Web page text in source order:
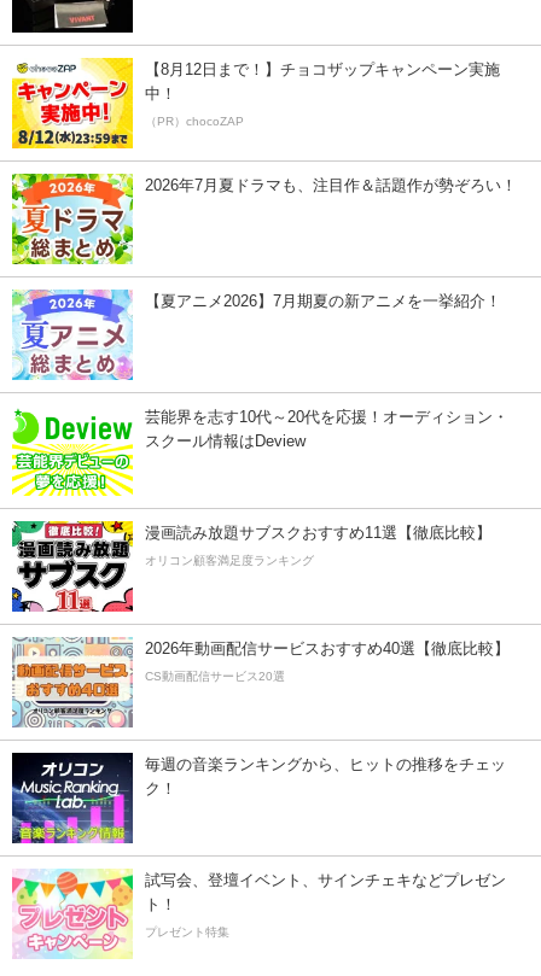
【8月12日まで！】チョコザップキャンペーン実施
中！
（PR）chocoZAP
2026年7月夏ドラマも、注目作＆話題作が勢ぞろい！
【夏アニメ2026】7月期夏の新アニメを一挙紹介！
芸能界を志す10代～20代を応援！オーディション・
スクール情報はDeview
漫画読み放題サブスクおすすめ11選【徹底比較】
オリコン顧客満足度ランキング
2026年動画配信サービスおすすめ40選【徹底比較】
CS動画配信サービス20選
毎週の音楽ランキングから、ヒットの推移をチェッ
ク！
試写会、登壇イベント、サインチェキなどプレゼン
ト！
プレゼント特集